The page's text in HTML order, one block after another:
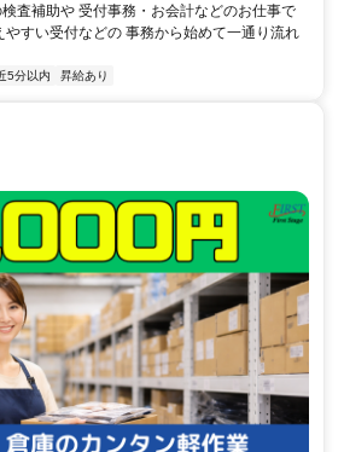
査補助や 受付事務・お会計などのお仕事で
やすい受付などの 事務から始めて一通り流れ
5分以内 昇給あり